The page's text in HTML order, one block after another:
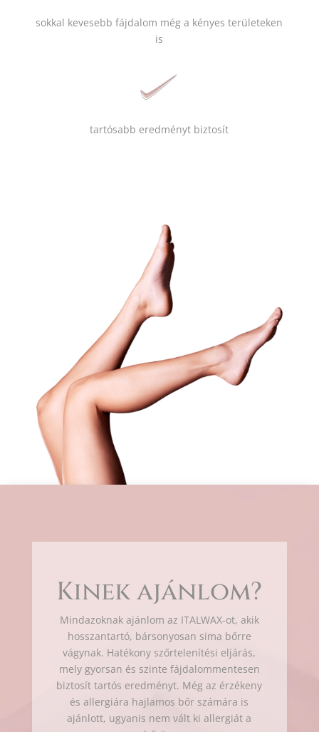
sokkal kevesebb fájdalom még a kényes területeken
is
tartósabb eredményt biztosít
Kinek ajánlom?
Mindazoknak ajánlom az ITALWAX-ot, akik
hosszantartó, bársonyosan sima bőrre
vágynak. Hatékony szőrtelenítési eljárás,
mely gyorsan és szinte fájdalommentesen
biztosít tartós eredményt. Még az érzékeny
és allergiára hajlamos bőr számára is
ajánlott, ugyanis nem vált ki allergiát a